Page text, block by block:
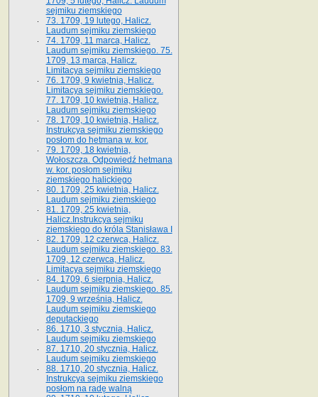
sejmiku ziemskiego
73. 1709, 19 lutego, Halicz.
Laudum sejmiku ziemskiego
74. 1709, 11 marca, Halicz.
Laudum sejmiku ziemskiego. 75.
1709, 13 marca, Halicz.
Limitacya sejmiku ziemskiego
76. 1709, 9 kwietnia, Halicz.
Limitacya sejmiku ziemskiego.
77. 1709, 10 kwietnia, Halicz.
Laudum sejmiku ziemskiego
78. 1709, 10 kwietnia, Halicz.
Instrukcya sejmiku ziemskiego
posłom do hetmana w. kor.
79. 1709, 18 kwietnia,
Wołoszcza. Odpowiedź hetmana
w. kor. posłom sejmiku
ziemskiego halickiego
80. 1709, 25 kwietnia, Halicz.
Laudum sejmiku ziemskiego
81. 1709, 25 kwietnia,
Halicz.Instrukcya sejmiku
ziemskiego do króla Stanisława I
82. 1709, 12 czerwca, Halicz.
Laudum sejmiku ziemskiego. 83.
1709, 12 czerwca, Halicz.
Limitacya sejmiku ziemskiego
84. 1709, 6 sierpnia, Halicz.
Laudum sejmiku ziemskiego. 85.
1709, 9 września, Halicz.
Laudum sejmiku ziemskiego
deputackiego
86. 1710, 3 stycznia, Halicz.
Laudum sejmiku ziemskiego
87. 1710, 20 stycznia, Halicz.
Laudum sejmiku ziemskiego
88. 1710, 20 stycznia, Halicz.
Instrukcya sejmiku ziemskiego
posłom na radę walną